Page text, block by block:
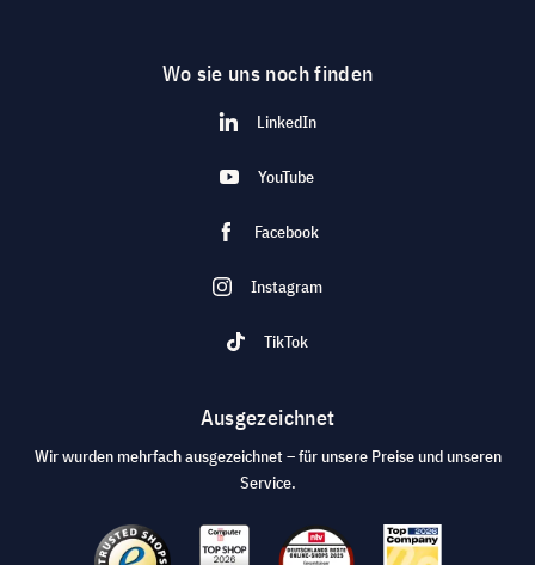
Wo sie uns noch finden
LinkedIn
YouTube
Facebook
Instagram
TikTok
Ausgezeichnet
Wir wurden mehrfach ausgezeichnet – für unsere Preise und unseren
Service.